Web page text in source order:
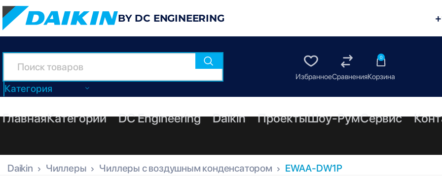
BY DC ENGINEERING
Категория
0
ГлавнаяКатегории DC Engineering Daikin ПроектыШоу-РумСервис
Daikin Чиллеры Чиллеры с воздушным конденсатором EWAA-DW1P